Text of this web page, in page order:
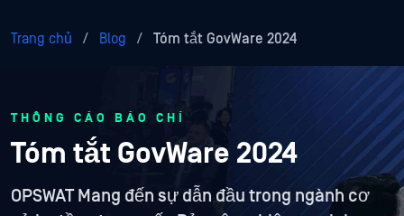
Trang chủ / Blog / Tóm tắt GovWare 2024
THÔNG CÁO BÁO CHÍ
Tóm tắt GovWare 2024
OPSWAT Mang đến sự dẫn đầu trong ngành cơ